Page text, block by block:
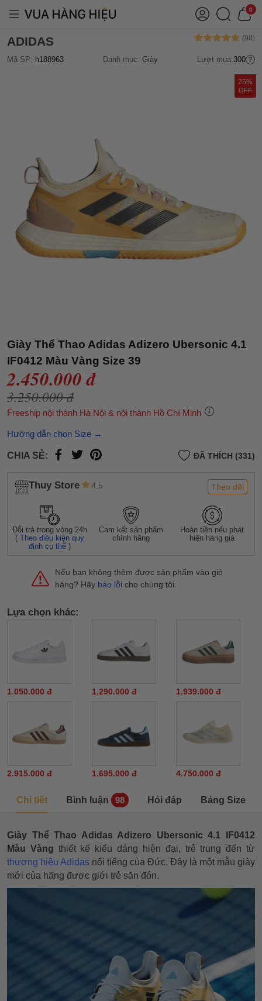
0
ADIDAS
Mã SP: h188963 Danh mục: Giày Lượt mua:300
25%
OFF
Giày Thể Thao Adidas Adizero Ubersonic 4.1
IF0412 Màu Vàng Size 39
2.450.000 đ
3.250.000 đ
Freeship nội thành Hà Nội & nội thành Hồ Chí Minh
Hướng dẫn chọn Size →
CHIA SẺ: ĐÃ THÍCH (331)
Thuy Store 4.5 Theo dõi
Đỗi trả trong vòng 24h
(Theo điều kiện quy
định cụ thể )
Cam kết sản phẩm
chính hãng
Hoàn tiền nếu phát
hiện hàng giả
Nếu bạn không thêm được sản phẩm vào giỏ
hàng? Hãy báo lỗi cho chúng tôi.
Lựa chọn khác:
1.050.000 đ 1.290.000 đ 1.939.000 đ
2.915.000 đ 1.695.000 đ 4.750.000 đ
Chi tiết Bình luận 98 Hỏi đáp Bảng Size
Giày Thể Thao Adidas Adizero Ubersonic 4.1 IF0412
Màu Vàng thiết kế kiểu dáng hiện đại, trẻ trung đến từ
thương hiệu Adidas nổi tiếng của Đức. Đây là một mẫu giày
mới của hãng được giới trẻ săn đón.